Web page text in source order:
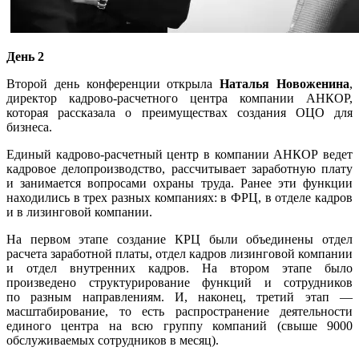
День 2
Второй день конференции открылаНаталья Новоженина,
директор кадрово-расчетного центра компании АНКОР,
которая рассказала о преимуществах создания ОЦО для
бизнеса.
Единый кадрово-расчетный центр в компании АНКОР ведет
кадровое делопроизводство, рассчитывает заработную плату
и занимается вопросами охраны труда. Ранее эти функции
находились в трех разных компаниях: в ФРЦ, в отделе кадров
и в лизинговой компании.
На первом этапе создание КРЦ были объединены отдел
расчета заработной платы, отдел кадров лизинговой компании
и отдел внутренних кадров. На втором этапе было
произведено структурирование функций и сотрудников
по разным направлениям. И, наконец, третий этап —
масштабирование, то есть распространение деятельности
единого центра на всю группу компаний (свыше 9000
обслуживаемых сотрудников в месяц).